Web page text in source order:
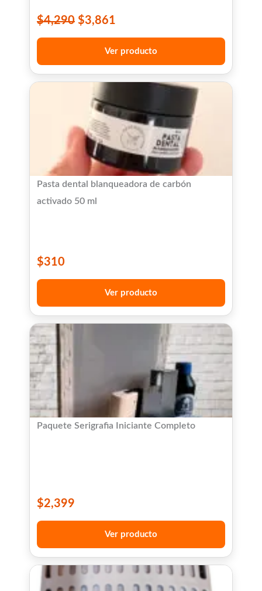
$4,290 $3,861
Ver producto
Pasta dental blanqueadora de carbón
activado 50 ml
$310
Ver producto
Paquete Serigrafia Iniciante Completo
$2,399
Ver producto